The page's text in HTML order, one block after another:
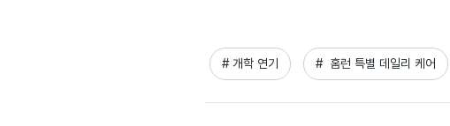
# 개학 연기 #  홈런 특별 데일리 케어